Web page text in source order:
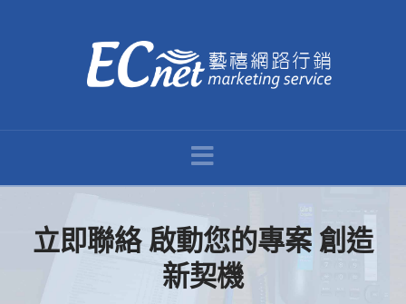
ECNet
禧
網
Navigation
立即聯絡 啟動您的專案 創造
新契機